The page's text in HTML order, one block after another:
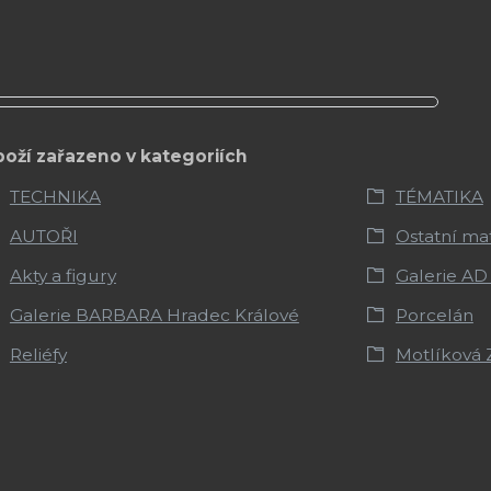
zařazeno v kategoriích
TECHNIKA
TÉMATIKA
AUTOŘI
Ostatní
Akty a figury
Galerie
Galerie BARBARA Hradec Králové
Porcelán
Reliéfy
Motlíková